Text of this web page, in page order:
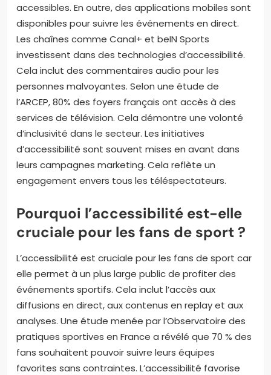
accessibles. En outre, des applications mobiles sont
disponibles pour suivre les événements en direct.
Les chaînes comme Canal+ et beIN Sports
investissent dans des technologies d’accessibilité.
Cela inclut des commentaires audio pour les
personnes malvoyantes. Selon une étude de
l’ARCEP, 80% des foyers français ont accès à des
services de télévision. Cela démontre une volonté
d’inclusivité dans le secteur. Les initiatives
d’accessibilité sont souvent mises en avant dans
leurs campagnes marketing. Cela reflète un
engagement envers tous les téléspectateurs.
Pourquoi l’accessibilité est-elle
cruciale pour les fans de sport ?
L’accessibilité est cruciale pour les fans de sport car
elle permet à un plus large public de profiter des
événements sportifs. Cela inclut l’accès aux
diffusions en direct, aux contenus en replay et aux
analyses. Une étude menée par l’Observatoire des
pratiques sportives en France a révélé que 70 % des
fans souhaitent pouvoir suivre leurs équipes
favorites sans contraintes. L’accessibilité favorise